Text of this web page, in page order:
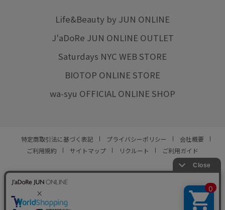
Life&Beauty by JUN ONLINE
J'aDoRe JUN ONLINE OUTLET
Saturdays NYC WEB STORE
BIOTOP ONLINE STORE
wa-syu OFFICIAL ONLINE SHOP
特定商取引法に基づく表記 プライバシーポリシー
会社概要
ご利用規約
サイトマップ リクルート ご利用ガイド
© JUN CO.,LTD. ALL RIGHTS RESERVED.